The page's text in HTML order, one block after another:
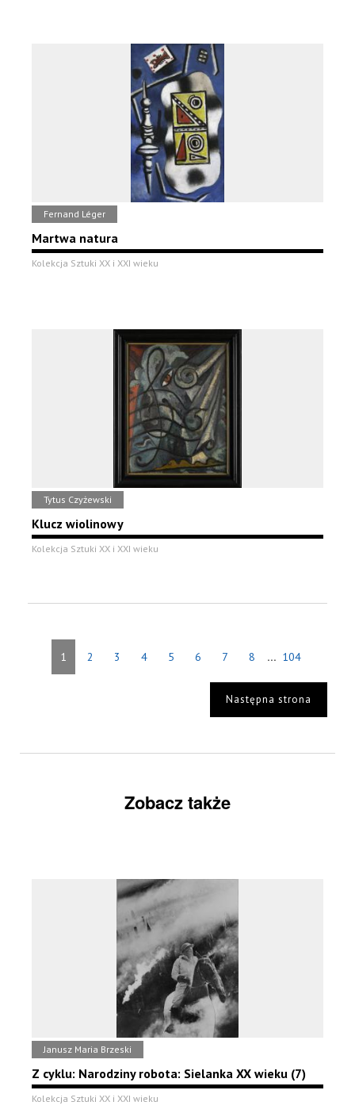
Fernand Léger
Martwa natura
Kolekcja Sztuki XX i XXI wieku
Tytus Czyżewski
Klucz wiolinowy
Kolekcja Sztuki XX i XXI wieku
1 2 3 4 5 6 7 8 ... 104
Następna strona
Zobacz także
Janusz Maria Brzeski
Z cyklu: Narodziny robota: Sielanka XX wieku (7)
Kolekcja Sztuki XX i XXI wieku